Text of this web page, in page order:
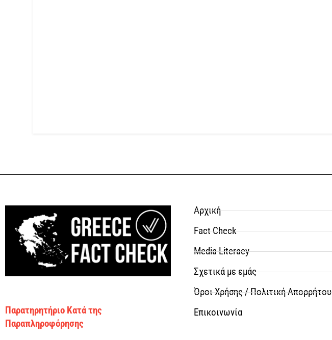
Παρατηρητήριο Κατά της
Παραπληροφόρησης
Αρχική
Fact Check
Media Literacy
Σχετικά με εμάς
Όροι Χρήσης / Πολιτική Απορρήτου
Επικοινωνία